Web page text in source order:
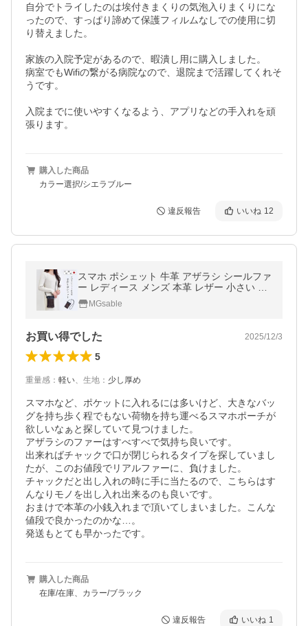
自分でトライしたのは埃付きまくりの気泡入りまくりにな
ったので、すっぱり諦めて保護フィルムなしでの使用に切
り替えました。
家族の入院予定があるので、暇潰し用に購入しました。
病室でもWifiの繋がる病院なので、退院まで活躍してくれそ
うです。
入院までに使いやすくなるよう、アプリなどの手入れを頑
購入した商品
カラー選択/シエラブルー
違反報告 いいね 12
スマホ ポシェット 牛革 アザラシ シールファ
ー レディース メンズ 本革 レザー 小さい ポ
ーチ ショルダー 斜めかけ ミニ バッグ 手作
り 軽量 日本製 送料無料
MGsable
お買い得でした 2025/12/3
5
重量感 ： 軽い、 生地 ： 少し厚め
スマホなど、ポケットに入れるには多いけど、大きなバッ
グを持ち歩く程でもない荷物を持ち運べるスマホポーチが
欲しいなぁと探していて見つけました。
アザラシのファーはすべすべで気持ち良いです。
出来ればチャックで口が閉じられるタイプを探していまし
たが、このお値段でリアルファーに、負けました。
チャックだと出し入れの時に手に当たるので、こちらはす
んなりモノを出し入れ出来るのも良いです。
おまけで本革の小銭入れまで頂いてしまいました。こんな
値段で良かったのかな…。
発送もとても早かったです。
購入した商品
在庫/在庫、カラー/ブラック
違反報告 いいね 1